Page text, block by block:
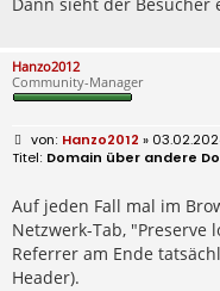
g
Hanzo2012
Community-Manager
B
e
r
a
g
Hanzo2012 »
Domain über andere
Auf jeden Fall mal im
Netzwerk-Tab, "Preserve
Referrer am Ende
Header).